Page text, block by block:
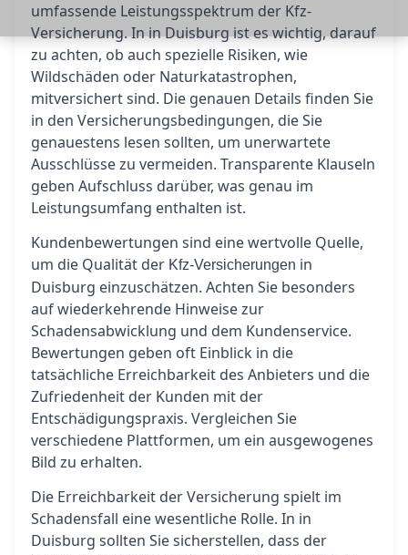
umfassende Leistungsspektrum der Kfz-
Versicherung. In in Duisburg ist es wichtig, darauf
zu achten, ob auch spezielle Risiken, wie
Wildschäden oder Naturkatastrophen,
mitversichert sind. Die genauen Details finden Sie
in den Versicherungsbedingungen, die Sie
genauestens lesen sollten, um unerwartete
Ausschlüsse zu vermeiden. Transparente Klauseln
geben Aufschluss darüber, was genau im
Leistungsumfang enthalten ist.
Kundenbewertungen sind eine wertvolle Quelle,
um die Qualität der Kfz-Versicherungen in
Duisburg einzuschätzen. Achten Sie besonders
auf wiederkehrende Hinweise zur
Schadensabwicklung und dem Kundenservice.
Bewertungen geben oft Einblick in die
tatsächliche Erreichbarkeit des Anbieters und die
Zufriedenheit der Kunden mit der
Entschädigungspraxis. Vergleichen Sie
verschiedene Plattformen, um ein ausgewogenes
Bild zu erhalten.
Die Erreichbarkeit der Versicherung spielt im
Schadensfall eine wesentliche Rolle. In in
Duisburg sollten Sie sicherstellen, dass der